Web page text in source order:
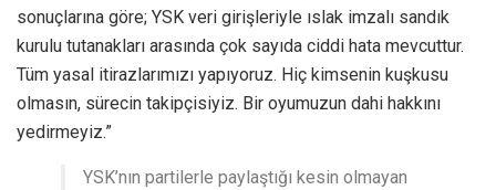
sonuçlarına göre; YSK veri girişleriyle ıslak imzalı sandık
kurulu tutanakları arasında çok sayıda ciddi hata mevcuttur.
Tüm yasal itirazlarımızı yapıyoruz. Hiç kimsenin kuşkusu
olmasın, sürecin takipçisiyiz. Bir oyumuzun dahi hakkını
yedirmeyiz.”
YSK’nın partilerle paylaştığı kesin olmayan